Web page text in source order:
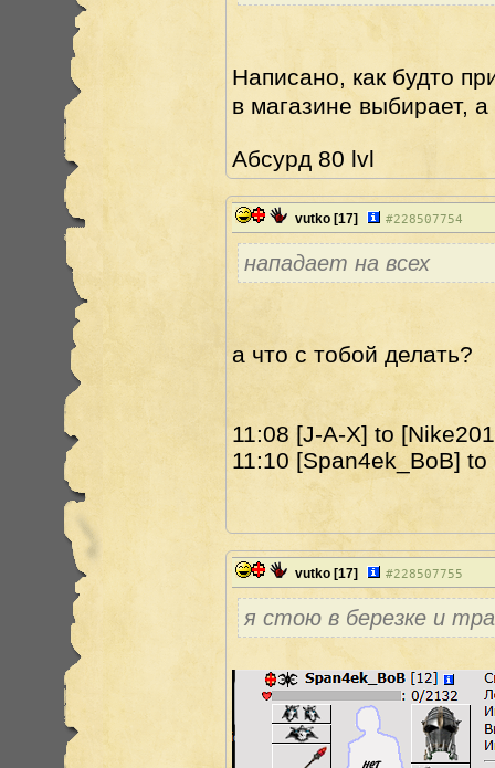
Написано, как будто
в магазине выбирает,
Абсурд 80 lvl
vutko [17] #228507754
нападает на всех
а что с тобой делать?
11:08 [J-A-X] to
11:10 [Span4ek_BoB]
vutko [17] #228507755
я стою в березке и